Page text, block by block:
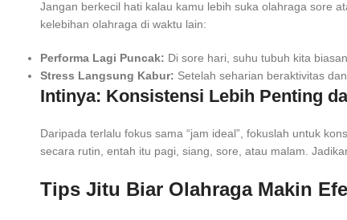
Jangan berkecil hati kalau kamu lebih suka olahraga sore
kelebihan olahraga di waktu lain:
Performa Lagi Puncak: Di sore hari, suhu tubuh kita
Stress Langsung Kabur: Setelah seharian beraktivitas
Intinya: Konsistensi Lebih Penting
Daripada terlalu fokus sama “jam ideal”, fokuslah untuk
secara rutin, entah itu pagi, siang, sore, atau malam.
Tips Jitu Biar Olahraga Makin